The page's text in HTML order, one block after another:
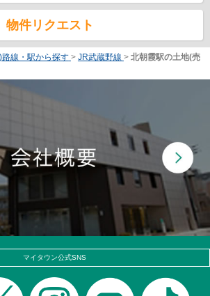
物件リクエスト
線・駅から探す > JR武蔵野線 > 北朝霞駅の土地(売
マイタウン公式SNS